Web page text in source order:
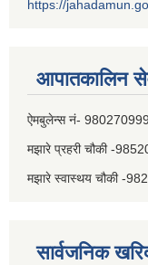
https://
आपातकालिन
ऐमबुलेन्स नं-
मझारे प्रहरी चौकी -
मझारे स्वास्थय चौकी -
सार्वजनिक